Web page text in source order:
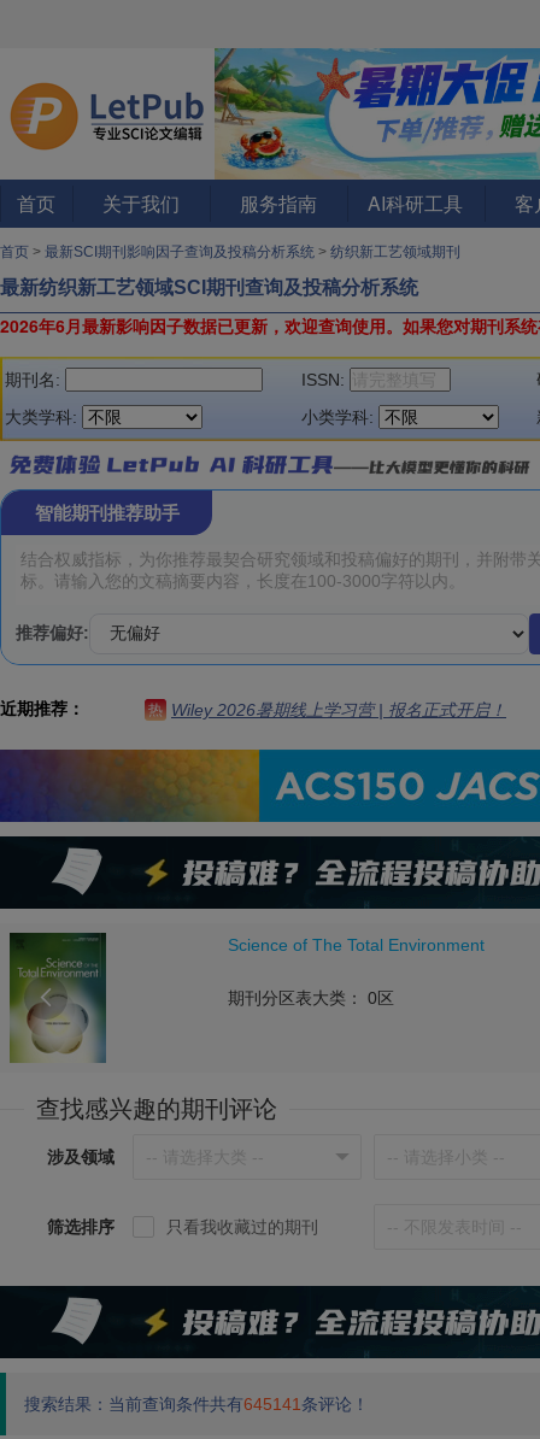
首页 关于我们 服务指南 AI科研工具 客
首页 > 最新SCI期刊影响因子查询及投稿分析系统 > 纺织新工艺领域期刊
最新纺织新工艺领域SCI期刊查询及投稿分析系统
2026年6月最新影响因子数据已更新，欢迎查询使用。 如果您对期刊系
期刊名: ISSN:
大类学科:
小类学科:
智能期刊推荐助手
推荐偏好:
近期推荐： 热 Wiley 2026暑期线上学习营 | 报名正式开启！
Science of The Total Environment
期刊分区表大类： 0区

查找感兴趣的期刊评论
涉及领域
筛选排序 只看我收藏过的期刊
搜索结果：当前查询条件共有645141 条评论！